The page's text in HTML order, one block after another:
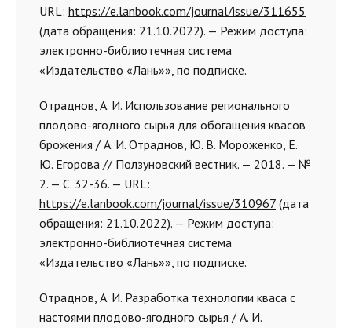
URL: https://e.lanbook.com/journal/issue/311655
(дата обращения: 21.10.2022). — Режим доступа:
электронно-библиотечная система
«Издательство «Лань»», по подписке.
Отраднов, А. И. Использование регионального
плодово-ягодного сырья для обогащения квасов
брожения / А. И. Отраднов, Ю. В. Мороженко, Е.
Ю. Егорова // Ползуновский вестник. — 2018. — №
2. — С. 32-36. — URL:
https://e.lanbook.com/journal/issue/310967 (дата
обращения: 21.10.2022). — Режим доступа:
электронно-библиотечная система
«Издательство «Лань»», по подписке.
Отраднов, А. И. Разработка технологии кваса с
настоями плодово-ягодного сырья / А. И.